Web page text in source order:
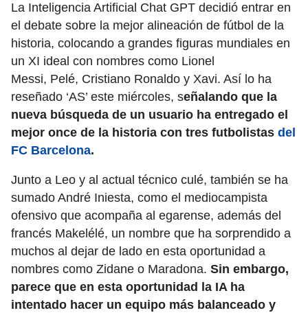
La Inteligencia Artificial Chat GPT decidió entrar en
el debate sobre la mejor alineación de fútbol de la
historia, colocando a grandes figuras mundiales en
un XI ideal con nombres como Lionel
Messi, Pelé, Cristiano Ronaldo y Xavi. Así lo ha
reseñado ‘AS’ este miércoles, señalando que la
nueva búsqueda de un usuario ha entregado el
mejor once de la historia con tres futbolistas del
FC Barcelona.
Junto a Leo y al actual técnico culé, también se ha
sumado André Iniesta, como el mediocampista
ofensivo que acompaña al egarense, además del
francés Makelélé, un nombre que ha sorprendido a
muchos al dejar de lado en esta oportunidad a
nombres como Zidane o Maradona. Sin embargo,
parece que en esta oportunidad la IA ha
intentado hacer un equipo más balanceado y